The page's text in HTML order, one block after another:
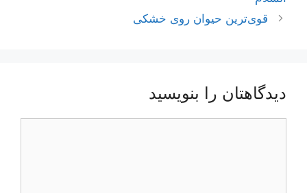
قوی‌ترین حیوان روی خشکی
دیدگاهتان را بنویسید